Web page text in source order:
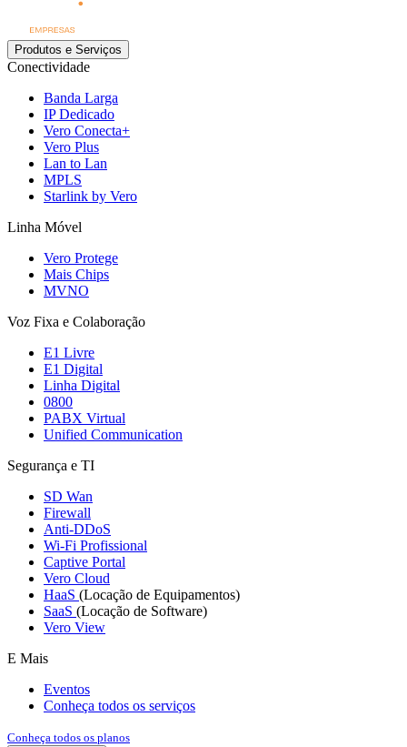
Produtos e Serviços
Conectividade
Banda Larga
IP Dedicado
Vero Conecta+
Vero Plus
Lan to Lan
MPLS
Starlink by Vero
Linha Móvel
Vero Protege
Mais Chips
MVNO
Voz Fixa e Colaboração
E1 Livre
E1 Digital
Linha Digital
0800
PABX Virtual
Unified Communication
Segurança e TI
SD Wan
Firewall
Anti-DDoS
Wi-Fi Profissional
Captive Portal
Vero Cloud
HaaS (Locação de Equipamentos)
SaaS (Locação de Software)
Vero View
E Mais
Eventos
Conheça todos os serviços
Conheça todos os planos